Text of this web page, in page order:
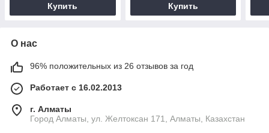
Купить Купить
О нас
96% положительных из 26 отзывов за год
Работает с 16.02.2013
г. Алматы
Город Алматы, ул. Желтоксан 171, Алматы, Казахстан